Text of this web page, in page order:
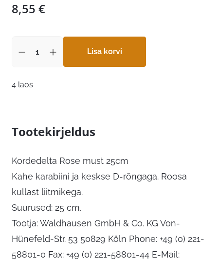
8,55 €
Lisa korvi
4 laos
Tootekirjeldus
Kordedelta Rose must 25cm
Kahe karabiini ja keskse D-rõngaga. Roosa
kullast liitmikega.
Suurused: 25 cm.
Tootja: Waldhausen GmbH & Co. KG Von-
Hünefeld-Str. 53 50829 Köln Phone: +49 (0) 221-
58801-0 Fax: +49 (0) 221-58801-44 E-Mail: